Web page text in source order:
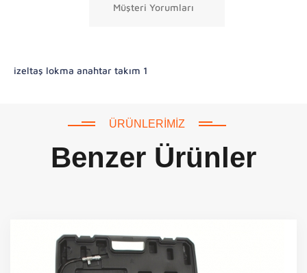
Müşteri Yorumları
izeltaş lokma anahtar takım 1
ÜRÜNLERIMIZ
Benzer Ürünler